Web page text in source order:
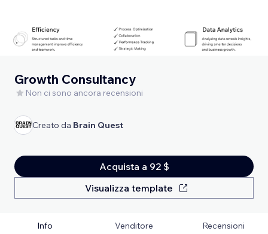
Growth Consultancy
Non ci sono ancora recensioni
Creato da Brain Quest
Acquista a 92 $
Visualizza template
Info Venditore Recensioni